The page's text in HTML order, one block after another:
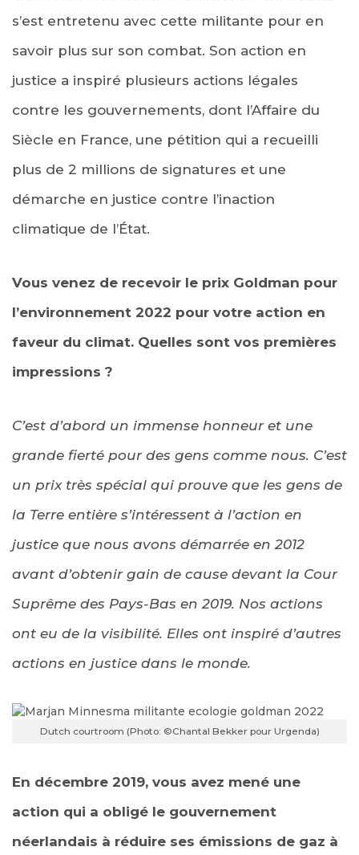
s’est entretenu avec cette militante pour en
savoir plus sur son combat. Son action en
justice a inspiré plusieurs actions légales
contre les gouvernements, dont l’Affaire du
Siècle en France, une pétition qui a recueilli
plus de 2 millions de signatures et une
démarche en justice contre l’inaction
climatique de l’État.
Vous venez de recevoir le prix Goldman pour
l’environnement 2022 pour votre action en
faveur du climat. Quelles sont vos premières
impressions ?
C’est d’abord un immense honneur et une
grande fierté pour des gens comme nous. C’est
un prix très spécial qui prouve que les gens de
la Terre entière s’intéressent à l’action en
justice que nous avons démarrée en 2012
avant d’obtenir gain de cause devant la Cour
Suprême des Pays-Bas en 2019. Nos actions
ont eu de la visibilité. Elles ont inspiré d’autres
actions en justice dans le monde.
Dutch courtroom (Photo: ©Chantal Bekker pour Urgenda)
En décembre 2019, vous avez mené une
action qui a obligé le gouvernement
néerlandais à réduire ses émissions de gaz à